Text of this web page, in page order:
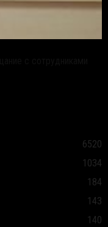
6520
1034
184
143
140